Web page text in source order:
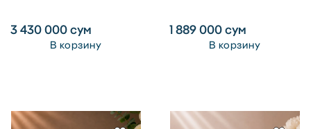
3 430 000сум
В корзину
1 889 000сум
В корзину